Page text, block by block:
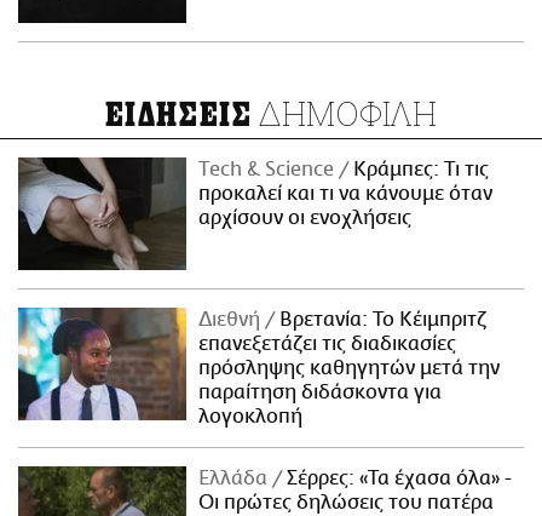
ΕΙΔΗΣΕΙΣ ΔΗΜΟΦΙΛΗ
Τech & Science
Κράμπες: Τι τις
προκαλεί και τι να κάνουμε όταν
αρχίσουν οι ενοχλήσεις
Διεθνή
Βρετανία: Το Κέιμπριτζ
επανεξετάζει τις διαδικασίες
πρόσληψης καθηγητών μετά την
παραίτηση διδάσκοντα για
λογοκλοπή
Ελλάδα
Σέρρες: «Τα έχασα όλα» -
Οι πρώτες δηλώσεις του πατέρα